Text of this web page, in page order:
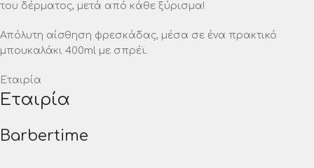
του δέρματος, μετά από κάθε ξύρισμα!
Απόλυτη αίσθηση φρεσκάδας, μέσα σε ένα πρακτικό
μπουκαλάκι 400ml με σπρέϊ.
Εταιρία
Εταιρία
Barbertime